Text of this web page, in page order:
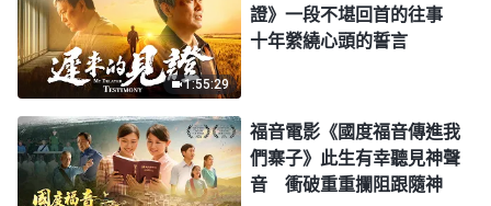
1:55:29
證》一段不堪回首的往事
十年縈繞心頭的誓言
福音電影《國度福音傳進我
們寨子》此生有幸聽見神聲
音 衝破重重攔阻跟隨神